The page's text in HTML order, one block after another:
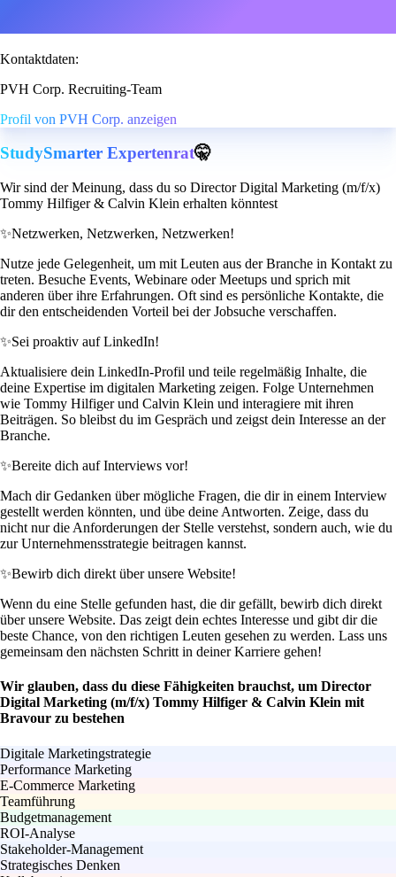
Kontaktdaten:
PVH Corp. Recruiting-Team
Profil von PVH Corp. anzeigen
StudySmarter Expertenrat🤫
Wir sind der Meinung, dass du so Director Digital Marketing (m/f/x)
Tommy Hilfiger & Calvin Klein erhalten könntest
✨Netzwerken, Netzwerken, Netzwerken!
Nutze jede Gelegenheit, um mit Leuten aus der Branche in Kontakt zu
treten. Besuche Events, Webinare oder Meetups und sprich mit
anderen über ihre Erfahrungen. Oft sind es persönliche Kontakte, die
dir den entscheidenden Vorteil bei der Jobsuche verschaffen.
✨Sei proaktiv auf LinkedIn!
Aktualisiere dein LinkedIn-Profil und teile regelmäßig Inhalte, die
deine Expertise im digitalen Marketing zeigen. Folge Unternehmen
wie Tommy Hilfiger und Calvin Klein und interagiere mit ihren
Beiträgen. So bleibst du im Gespräch und zeigst dein Interesse an der
Branche.
✨Bereite dich auf Interviews vor!
Mach dir Gedanken über mögliche Fragen, die dir in einem Interview
gestellt werden könnten, und übe deine Antworten. Zeige, dass du
nicht nur die Anforderungen der Stelle verstehst, sondern auch, wie du
zur Unternehmensstrategie beitragen kannst.
✨Bewirb dich direkt über unsere Website!
Wenn du eine Stelle gefunden hast, die dir gefällt, bewirb dich direkt
über unsere Website. Das zeigt dein echtes Interesse und gibt dir die
beste Chance, von den richtigen Leuten gesehen zu werden. Lass uns
gemeinsam den nächsten Schritt in deiner Karriere gehen!
Wir glauben, dass du diese Fähigkeiten brauchst, um Director
Digital Marketing (m/f/x) Tommy Hilfiger & Calvin Klein mit
Bravour zu bestehen
Digitale Marketingstrategie
Performance Marketing
E-Commerce Marketing
Teamführung
Budgetmanagement
ROI-Analyse
Stakeholder-Management
Strategisches Denken